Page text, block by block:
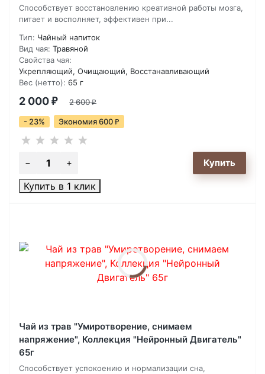
Способствует восстановлению креативной работы мозга,
питает и восполняет, эффективен при...
Тип: Чайный напиток
Вид чая: Травяной
Свойства чая:
Укрепляющий, Очищающий, Восстанавливающий
Вес (нетто): 65 г
2 000 ₽ 2 600₽
- 23% Экономия 600 ₽
Купить в 1 клик
Чай из трав "Умиротворение, снимаем
напряжение", Коллекция "Нейронный Двигатель"
65г
Способствует успокоению и нормализации сна,